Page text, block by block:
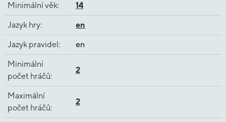
Minimální věk: 14
Jazyk hry: en
Jazyk pravidel : en
Minimální
počet hráčů:
2
Maximální
počet hráčů:
2